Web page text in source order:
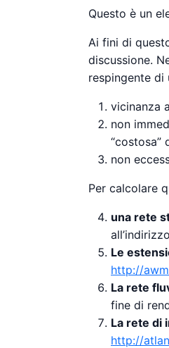
Questo è un
Ai fini di
discussione.
respingente di
vicinanza
non
“costosa”
non
Per calcolare
una rete
all’indirizzo
Le
http://
La rete
fine di
La rete di
http://